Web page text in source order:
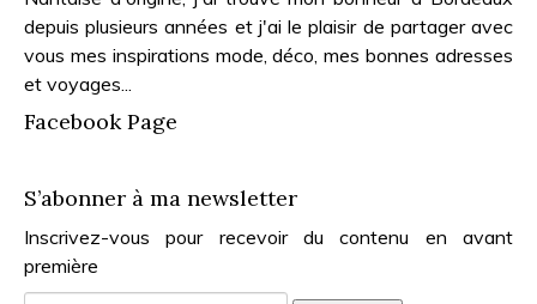
depuis plusieurs années et j'ai le plaisir de partager avec
vous mes inspirations mode, déco, mes bonnes adresses
et voyages...
Facebook Page
S’abonner à ma newsletter
Inscrivez-vous pour recevoir du contenu en avant
première